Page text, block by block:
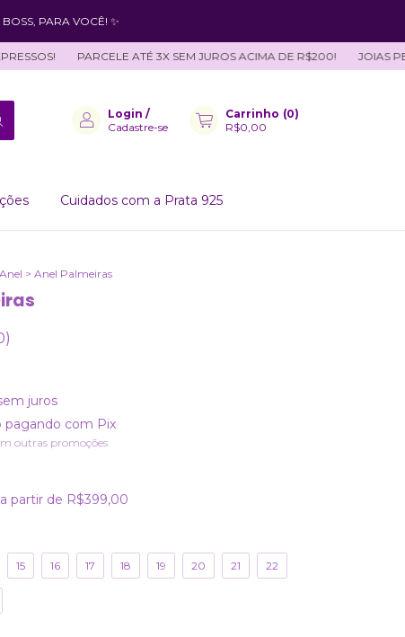
PARA VOCÊ! ✨
PARCELE ATÉ 3X SEM JUROS ACIMA DE R$200! JOIAS
Login /
Cadastre-se
Carrinho (0)
R$0,00
Cuidados com a Prata 925
Anel > Anel Palmeiras
juros
pagando com Pix
outras promoções
a partir de R$399,00
15 16 17 18 19 20 21 22